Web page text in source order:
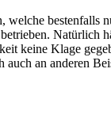
welche bestenfalls
Natürlich
keine Klage
an anderen